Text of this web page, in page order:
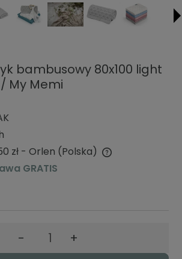
bambusowy 80x100 light
My Memi
zł - Orlen (Polska)
ewentualnych kosztów płatności
GRATIS
- +